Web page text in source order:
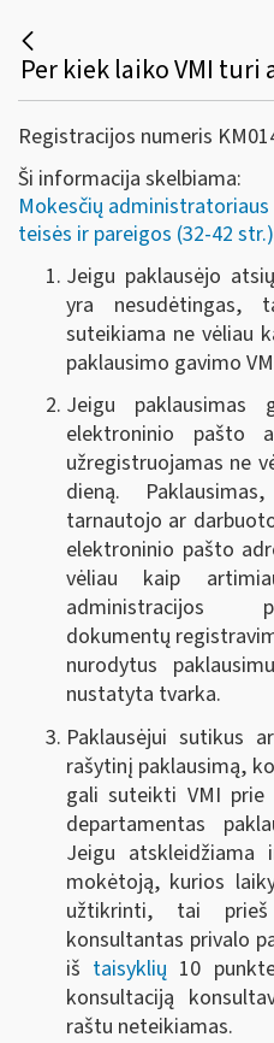
Registracijos numeris
Ši informacija skelbiama:
Mokesčių
teisės ir pareigos (32-42 str.)
Jeigu paklausėjo
yra nesudėtingas,
suteikiama ne vėliau
paklausimo gavimo
Jeigu paklausimas
elektroninio pašto
užregistruojamas ne
dieną.
tarnautojo ar
elektroninio pašto
vėliau kaip
administracijos
dokumentų
nurodytus
nustatyta tvarka.
Paklausėjui sutikus
rašytinį paklausimą,
gali suteikti VMI prie
departamentas
Jeigu atskleidžiama
mokėtoją, kurios
užtikrinti, tai
konsultantas privalo
iš taisyklių 10
konsultaciją
raštu neteikiamas.